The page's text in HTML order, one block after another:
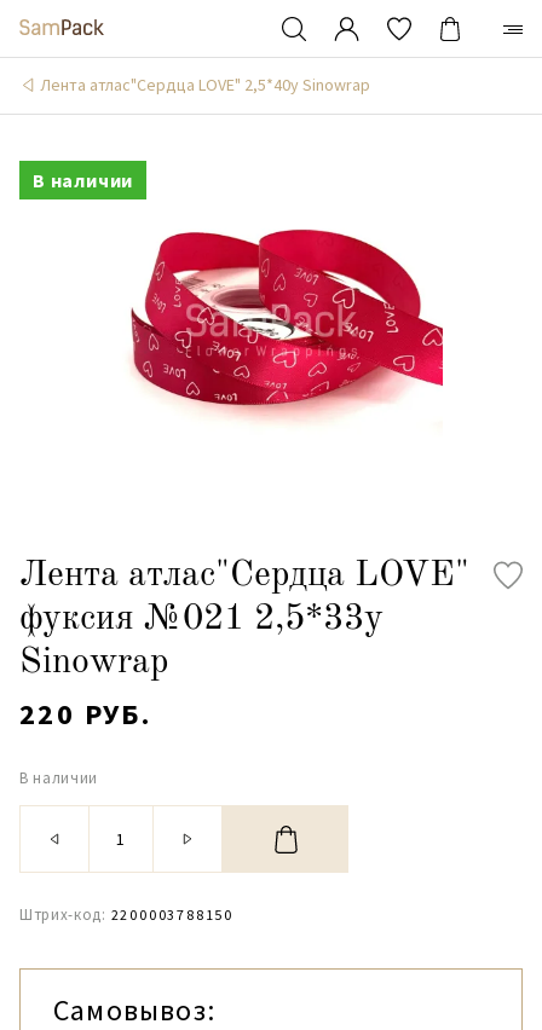
Лента атлас"Сердца LOVE" 2,5*40y Sinowrap
В наличии
Лента атлас"Сердца LOVE"
фуксия №021 2,5*33y
Sinowrap
220 РУБ.
В наличии
Штрих-код: 2200003788150
Самовывоз: